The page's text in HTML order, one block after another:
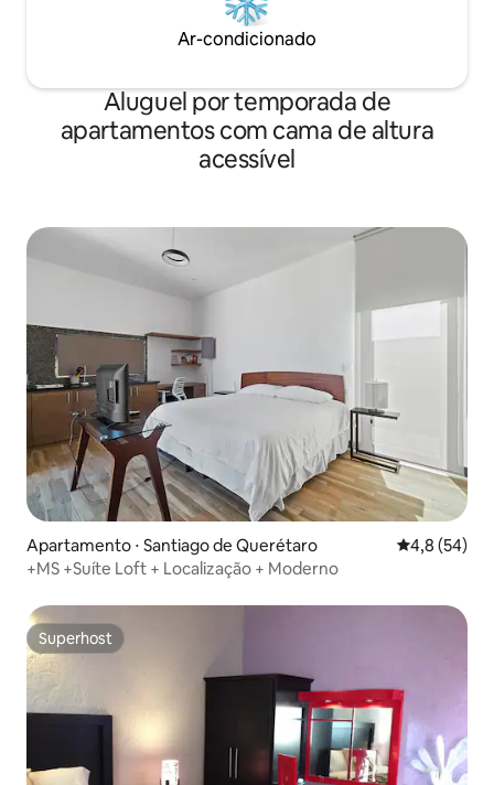
Ar-condicionado
Aluguel por temporada de
apartamentos com cama de altura
acessível
Apartamento ⋅ Santiago de Querétaro 4,8 de uma
4,8 (54)
+MS +Suíte Loft + Localização + Moderno
Superhost
Superhost